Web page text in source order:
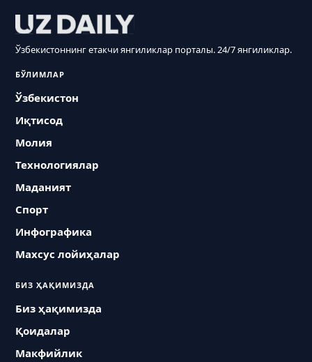
Ўзбекистоннинг етакчи янгиликлар порталы. 24/7 янгиликлар.
БЎЛИМЛАР
Ўзбекистон
Иқтисод
Молия
Технологиялар
Маданият
Спорт
Инфографика
Махсус лойиҳалар
БИЗ ҲАҚИМИЗДА
Биз ҳақимизда
Қоидалар
Макфийлик